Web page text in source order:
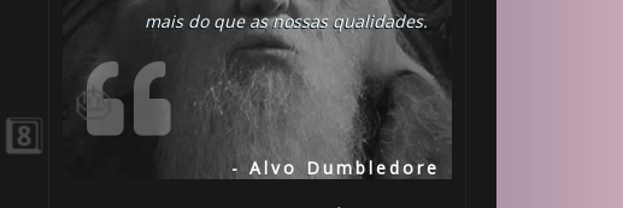
mais do que as nossas qualidades.
- Alvo Dumbledore